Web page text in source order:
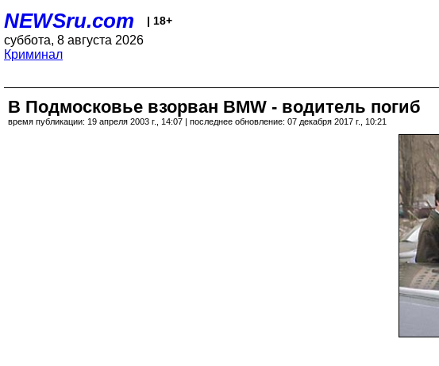
NEWSru.com | 18+
суббота, 8 августа 2026
Криминал
В Подмосковье взорван BMW - водитель погиб
время публикации: 19 апреля 2003 г., 14:07 | последнее обновление: 07 декабря 2017 г., 10:21